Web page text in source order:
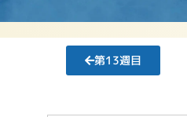
第13週目